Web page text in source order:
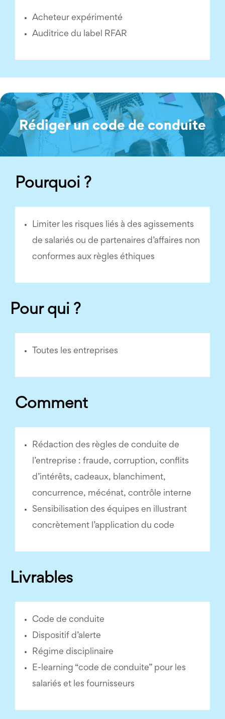
Acheteur expérimenté
Auditrice du label RFAR
Rédiger un code de conduite
Pourquoi ?
Limiter les risques liés à des agissements
de salariés ou de partenaires d’affaires non
conformes aux règles éthiques
Pour qui ?
Toutes les entreprises
Comment
Rédaction des règles de conduite de
l’entreprise : fraude, corruption, conflits
d’intérêts, cadeaux, blanchiment,
concurrence, mécénat, contrôle interne
Sensibilisation des équipes en illustrant
concrètement l’application du code
Livrables
Code de conduite
Dispositif d’alerte
Régime disciplinaire
E-learning “code de conduite” pour les
salariés et les fournisseurs